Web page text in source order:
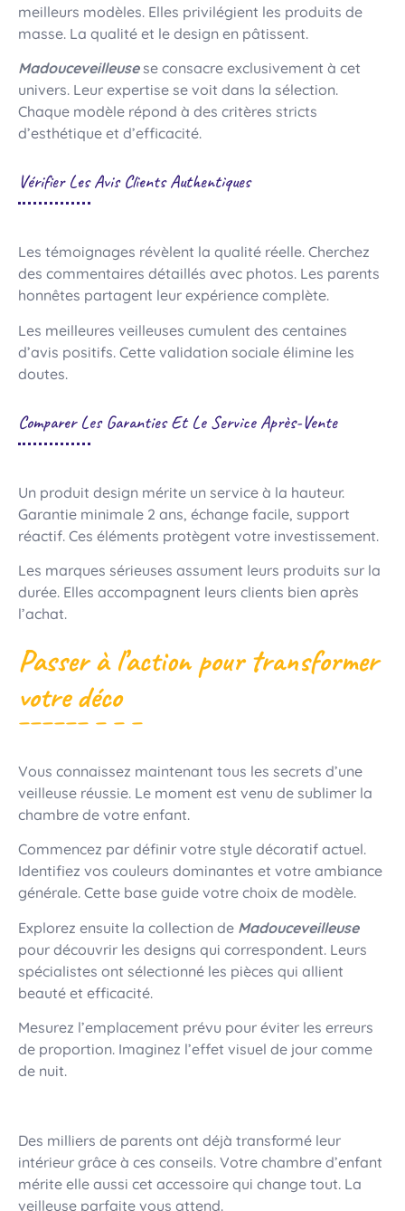
meilleurs modèles. Elles privilégient les produits de
masse. La qualité et le design en pâtissent.
Madouceveilleuse se consacre exclusivement à cet
univers. Leur expertise se voit dans la sélection.
Chaque modèle répond à des critères stricts
d’esthétique et d’efficacité.
Vérifier Les Avis Clients Authentiques
Les témoignages révèlent la qualité réelle. Cherchez
des commentaires détaillés avec photos. Les parents
honnêtes partagent leur expérience complète.
Les meilleures veilleuses cumulent des centaines
d’avis positifs. Cette validation sociale élimine les
doutes.
Comparer Les Garanties Et Le Service Après-Vente
Un produit design mérite un service à la hauteur.
Garantie minimale 2 ans, échange facile, support
réactif. Ces éléments protègent votre investissement.
Les marques sérieuses assument leurs produits sur la
durée. Elles accompagnent leurs clients bien après
l’achat.
Passer à l’action pour transformer
votre déco
Vous connaissez maintenant tous les secrets d’une
veilleuse réussie. Le moment est venu de sublimer la
chambre de votre enfant.
Commencez par définir votre style décoratif actuel.
Identifiez vos couleurs dominantes et votre ambiance
générale. Cette base guide votre choix de modèle.
Explorez ensuite la collection de Madouceveilleuse
pour découvrir les designs qui correspondent. Leurs
spécialistes ont sélectionné les pièces qui allient
beauté et efficacité.
Mesurez l’emplacement prévu pour éviter les erreurs
de proportion. Imaginez l’effet visuel de jour comme
de nuit.
Des milliers de parents ont déjà transformé leur
intérieur grâce à ces conseils. Votre chambre d’enfant
mérite elle aussi cet accessoire qui change tout. La
veilleuse parfaite vous attend.